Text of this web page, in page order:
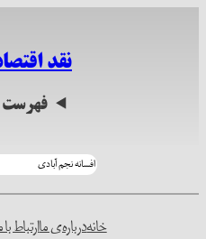
نقد
خانهدرباره‌ی ماارتباط